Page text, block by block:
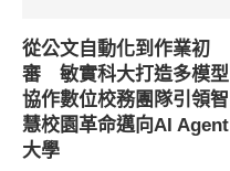
從公文自動化到作業初
審 敏實科大打造多模型
協作數位校務團隊引領智
慧校園革命邁向AI Agent
大學